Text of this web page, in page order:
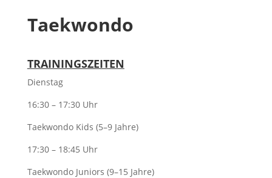
Taekwondo
TRAININGSZEITEN
Dienstag
16:30 – 17:30 Uhr
Taekwondo Kids (5–9 Jahre)
17:30 – 18:45 Uhr
Taekwondo Juniors (9–15 Jahre)